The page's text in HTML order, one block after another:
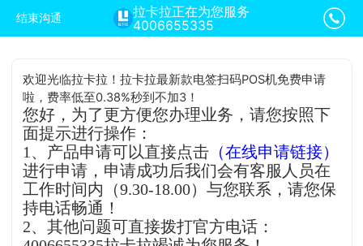
结束沟通
拉卡拉正在为您服务
4006655335
欢迎光临拉卡拉！拉卡拉最新款电签扫码POS机免费申请
啦，费率低至0.38%秒到不加3！
您好，为了更方便您办理业务，请您按照下
面提示进行操作：
1、产品申请可以直接点击 （在线申请链接）
进行申请，申请成功后我们会有客服人员在
工作时间内（9.30-18.00）与您联系，请您保
持电话畅通！
2、其他问题可直接拨打官方电话：